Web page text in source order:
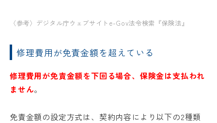
〈参考〉 デジタル庁ウェブサイトe-Gov法令検索『保険法』
修理費用が免責金額を超えている
修理費用が免責金額を下回る場合、保険金は支払われ
ません。
免責金額の設定方式は、契約内容により以下の2種類